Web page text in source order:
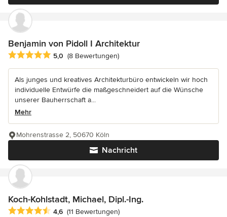
Benjamin von Pidoll I Architektur
Durchschnittliche Bewertung: 5 von 5 Sternen
5,0 (8 Bewertungen)
Als junges und kreatives Architekturbüro entwickeln wir hoch
individuelle Entwürfe die maßgeschneidert auf die Wünsche
unserer Bauherrschaft a...
Mehr
Nachricht
Mohrenstrasse 2, 50670 Köln
Koch-Kohlstadt, Michael, Dipl.-Ing.
Durchschnittliche Bewertung: 4.6 von 5 Sternen
4,6 (11 Bewertungen)